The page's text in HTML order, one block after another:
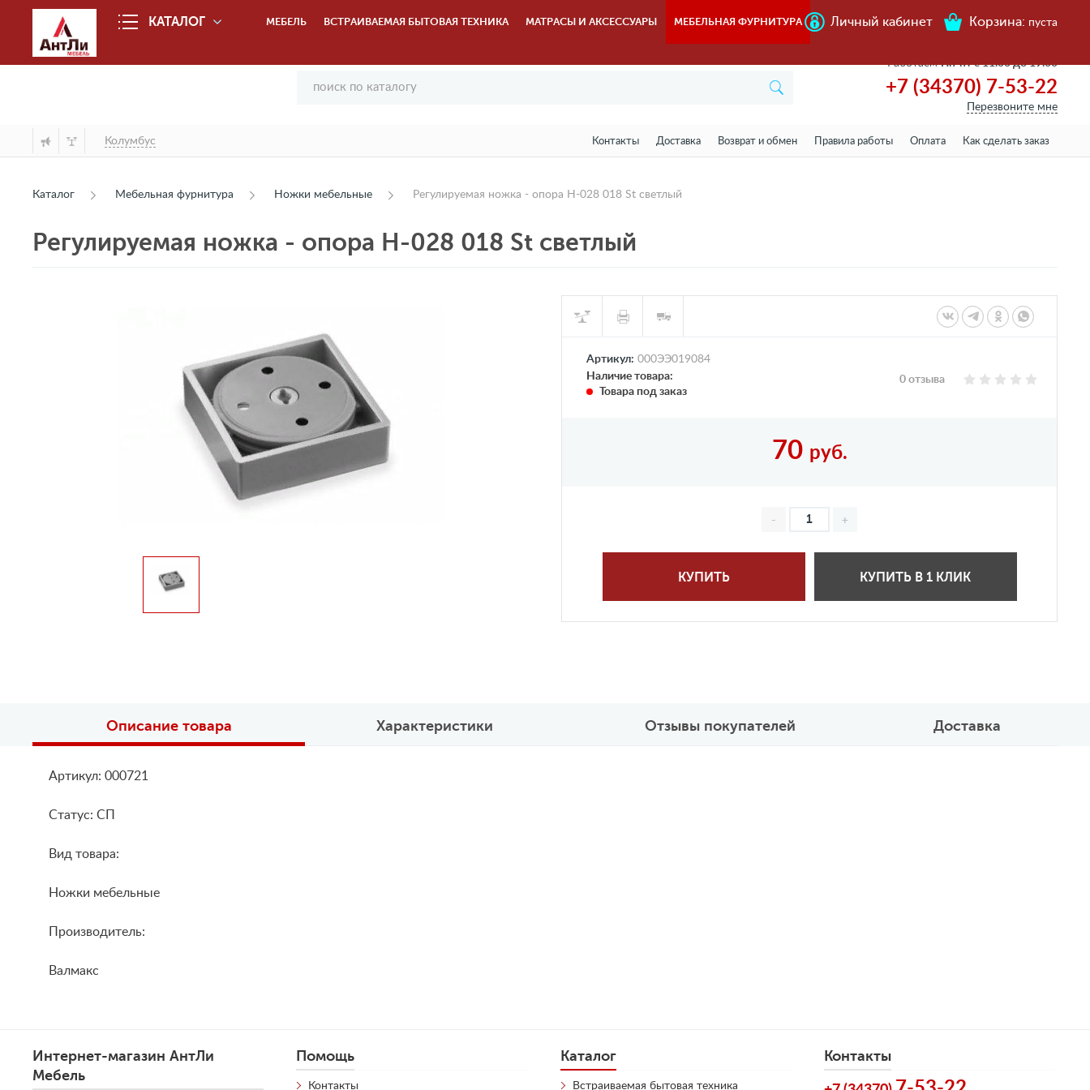
КАТАЛОГ МЕБЕЛЬ ВСТРАИВАЕМАЯ БЫТОВАЯ ТЕХНИКА МАТРАСЫ И АКСЕССУАРЫ МЕБЕЛЬНАЯ ФУРНИТУРА Личный кабинет Корзина: пуста
РаботаемПн-пт с 11.00 до 19.00
+7 (34370) 7-53-22
Перезвоните мне
Колумбус Контакты Доставка Возврат и обмен Правила работы Оплата Как сделать заказ
Каталог Мебельная фурнитура Ножки мебельные Регулируемая ножка - опора Н-028 018 St светлый
Регулируемая ножка - опора Н-028 018 St светлый
Артикул: 000ЭЭ019084
Наличие товара:
Товара под заказ
0 отзыва
70 руб.
КУПИТЬ КУПИТЬ В 1 КЛИК
Описание товара Характеристики Отзывы покупателей Доставка
Артикул: 000721
Статус: СП
Вид товара:
Ножки мебельные
Производитель:
Валмакс
Интернет-магазин АнтЛи
Мебель
Помощь
Контакты
Контакты
Каталог
Встраиваемая бытовая техника